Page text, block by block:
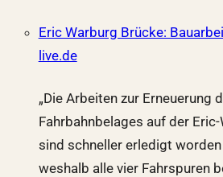
Eric Warburg Brücke:
live.de
„Die Arbeiten zur Erneuerung
Fahrbahnbelages auf der
sind schneller erledigt
weshalb alle vier Fahrspuren